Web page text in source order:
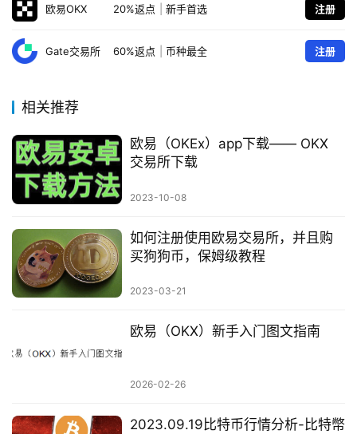
欧易OKX 20%返点 新手首选 注册
Gate交易所 60%返点 币种最全 注册
相关推荐
欧易（OKEx）app下载—— OKX
交易所下载
2023-10-08
如何注册使用欧易交易所，并且购
买狗狗币，保姆级教程
2023-03-21
欧易（OKX）新手入门图文指南
2026-02-26
2023.09.19比特币行情分析-比特幣